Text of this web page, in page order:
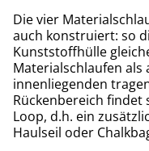
Die vier
auch konstruiert: so
Kunststoffhülle
Materialschlaufen als
innenliegenden
Rückenbereich findet
Loop, d.h. ein
Haulseil oder